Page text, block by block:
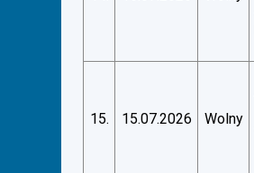
15. 15.07.2026 Wolny